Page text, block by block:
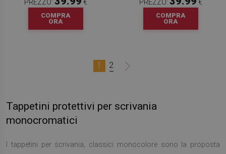
PREZZO: €
COMPRA
ORA
PREZZO: €
COMPRA
ORA
1 2
Tappetini protettivi per scrivania
monocromatici
I tappetini per scrivania, classici monocolore sono la proposta